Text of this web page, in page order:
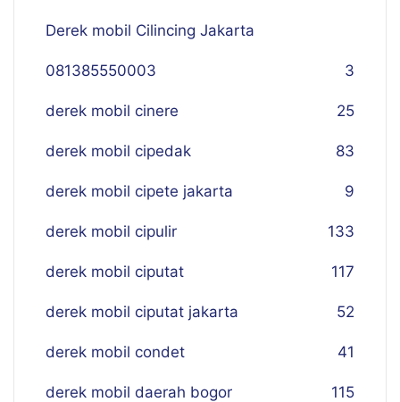
Derek mobil Cilincing Jakarta
081385550003 3
derek mobil cinere 25
derek mobil cipedak 83
derek mobil cipete jakarta 9
derek mobil cipulir 133
derek mobil ciputat 117
derek mobil ciputat jakarta 52
derek mobil condet 41
derek mobil daerah bogor 115